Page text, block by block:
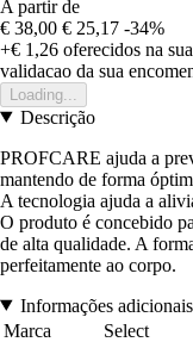
A partir de
€ 38,00 € 25,17 -34%
+€ 1,26 oferecidos na
validacao da sua
Loading...
Descrição
PROFCARE ajuda a
mantendo de forma
A tecnologia ajuda a
O produto é concebido
de alta qualidade. A
perfeitamente ao corpo.
Informações adicionais
Marca
Select